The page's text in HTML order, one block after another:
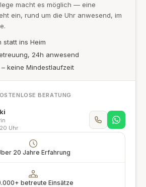
macht es möglich — eine
ein, rund um die Uhr anwesend, im
statt ins Heim
24h anwesend
keine Mindestlaufzeit
BERATUNG
Uhr
20 Jahre Erfahrung
betreute Einsätze